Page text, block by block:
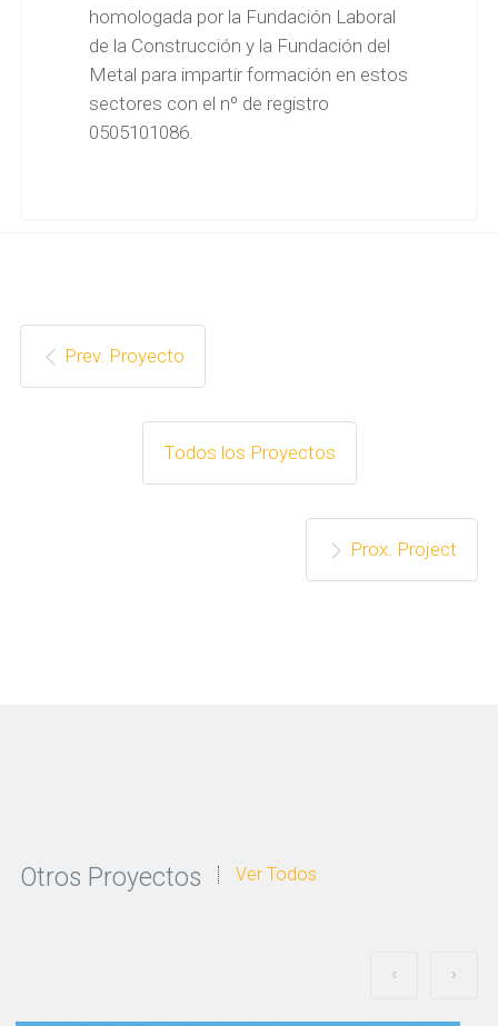
homologada por la Fundación Laboral
de la Construcción y la Fundación del
Metal para impartir formación en estos
sectores con el nº de registro
0505101086.
Prev. Proyecto
Todos los Proyectos
Prox. Project
Otros Proyectos Ver Todos